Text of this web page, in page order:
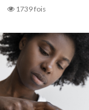
1739 fois